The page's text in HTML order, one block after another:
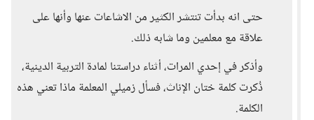
حتى انه بدأت تنتشر الكثير من الاشاعات عنها وأنها على
علاقة مع معلمين وما شابه ذلك.
وأذكر في إحدي المرات، أثناء دراستنا لمادة التربية الدينية،
ذُكرت كلمة ختان الإناث، فسأل زميلي المعلمة ماذا تعني هذه
الكلمة.